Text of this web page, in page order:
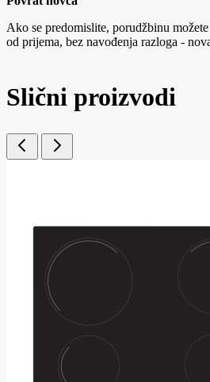
Ako se predomislite, porudžbinu
od prijema, bez navođenja razloga -
Slični proizvodi